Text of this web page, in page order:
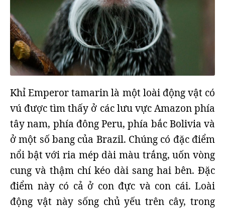
Khỉ Emperor tamarin là một loài động vật có
vú được tìm thấy ở các lưu vực Amazon phía
tây nam, phía đông Peru, phía bắc Bolivia và
ở một số bang của Brazil. Chúng có đặc điểm
nổi bật với ria mép dài màu trắng, uốn vòng
cung và thậm chí kéo dài sang hai bên. Đặc
điểm này có cả ở con đực và con cái. Loài
động vật này sống chủ yếu trên cây, trong